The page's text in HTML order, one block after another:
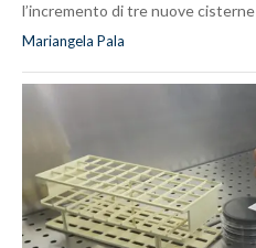
l’incremento di tre nuove cisterne
Mariangela Pala